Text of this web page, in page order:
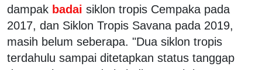
dampak badai siklon tropis Cempaka pada
2017, dan Siklon Tropis Savana pada 2019,
masih belum seberapa. "Dua siklon tropis
terdahulu sampai ditetapkan status tanggap